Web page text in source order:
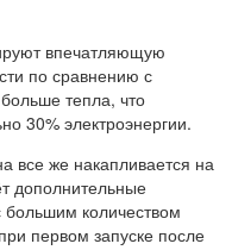
впечатляющую
по сравнению с
тепла, что
30% электроэнергии.
все же накапливается на
дополнительные
количеством
первом запуске после